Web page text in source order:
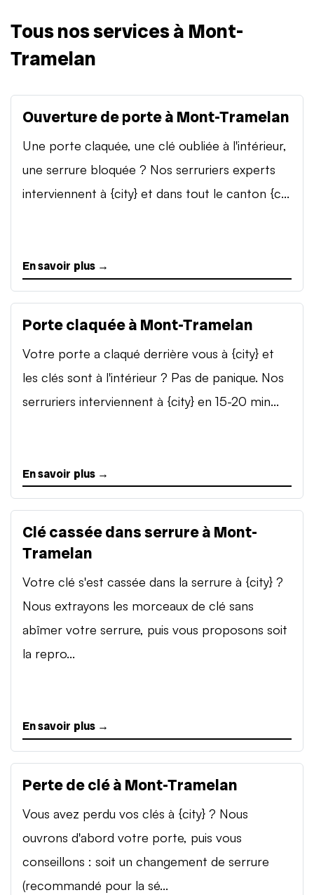
Tous nos services à Mont-
Tramelan
Ouverture de porte à Mont-Tramelan
Une porte claquée, une clé oubliée à l'intérieur,
une serrure bloquée ? Nos serruriers experts
interviennent à {city} et dans tout le canton {c...
En savoir plus →
Porte claquée à Mont-Tramelan
Votre porte a claqué derrière vous à {city} et
les clés sont à l'intérieur ? Pas de panique. Nos
serruriers interviennent à {city} en 15-20 min...
En savoir plus →
Clé cassée dans serrure à Mont-
Tramelan
Votre clé s'est cassée dans la serrure à {city} ?
Nous extrayons les morceaux de clé sans
abîmer votre serrure, puis vous proposons soit
la repro...
En savoir plus →
Perte de clé à Mont-Tramelan
Vous avez perdu vos clés à {city} ? Nous
ouvrons d'abord votre porte, puis vous
conseillons : soit un changement de serrure
(recommandé pour la sé...